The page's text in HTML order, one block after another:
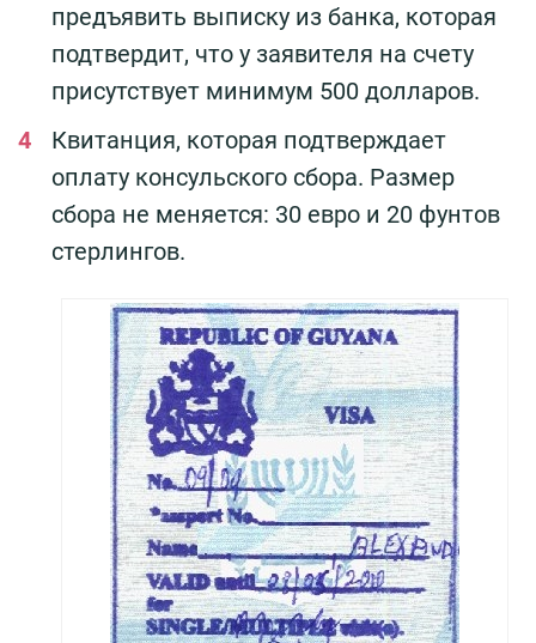
предъявить выписку из банка, которая
подтвердит, что у заявителя на счету
присутствует минимум 500 долларов.
Квитанция, которая подтверждает
оплату консульского сбора. Размер
сбора не меняется: 30 евро и 20 фунтов
стерлингов.